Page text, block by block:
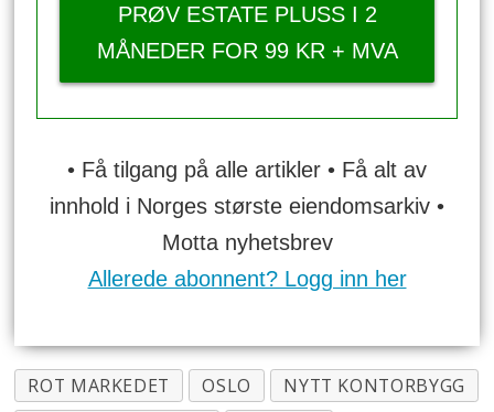
PRØV ESTATE PLUSS I 2
MÅNEDER FOR 99 KR + MVA
• Få tilgang på alle artikler • Få alt av
innhold i Norges største eiendomsarkiv •
Motta nyhetsbrev
Allerede abonnent? Logg inn her
ROT MARKEDET OSLO
NYTT KONTORBYGG